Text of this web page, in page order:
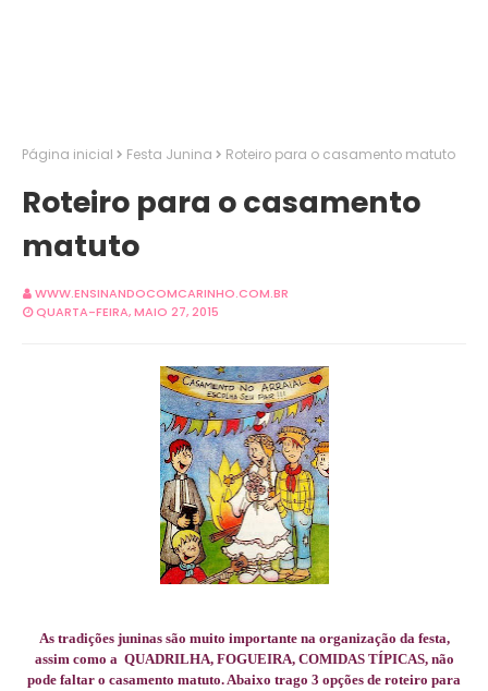
Página inicial Festa Junina Roteiro para o casamento matuto
Roteiro para o casamento
matuto
WWW.ENSINANDOCOMCARINHO.COM.BR
QUARTA-FEIRA, MAIO 27, 2015
As tradições juninas são muito importante na organização da festa,
assim como a QUADRILHA, FOGUEIRA, COMIDAS TÍPICAS, não
pode faltar o casamento matuto. Abaixo trago 3 opções de roteiro para